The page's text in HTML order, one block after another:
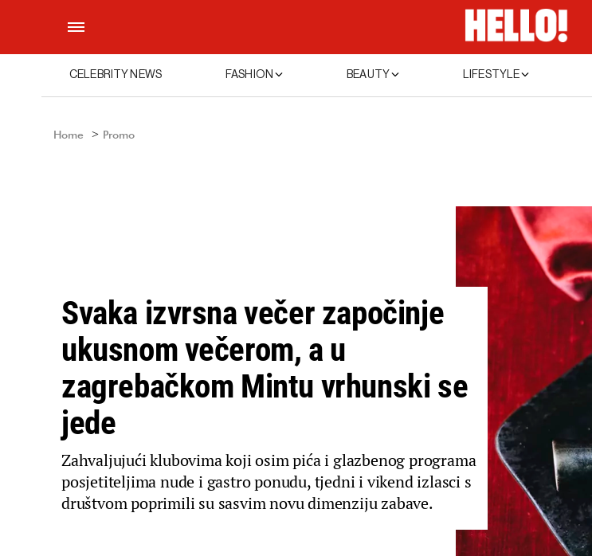
CELEBRITY NEWS FASHION BEAUTY LIFESTYLE
Home Promo
Svaka izvrsna večer započinje
ukusnom večerom, a u
zagrebačkom Mintu vrhunski se
jede
Zahvaljujući klubovima koji osim pića i glazbenog programa
posjetiteljima nude i gastro ponudu, tjedni i vikend izlasci s
društvom poprimili su sasvim novu dimenziju zabave.